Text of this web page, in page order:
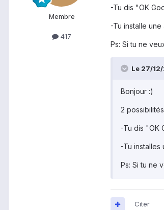
Membre
417
-Tu dis "OK
-Tu installe
Ps: Si tu ne
Le 27/
Bonjour :)
2
-Tu dis "OK
-Tu installes
Ps: Si tu ne
Citer